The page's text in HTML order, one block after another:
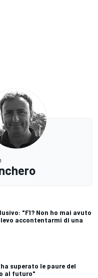
"F1? Non ho mai avuto
accontentarmi di una
superato le paure del
al futuro"